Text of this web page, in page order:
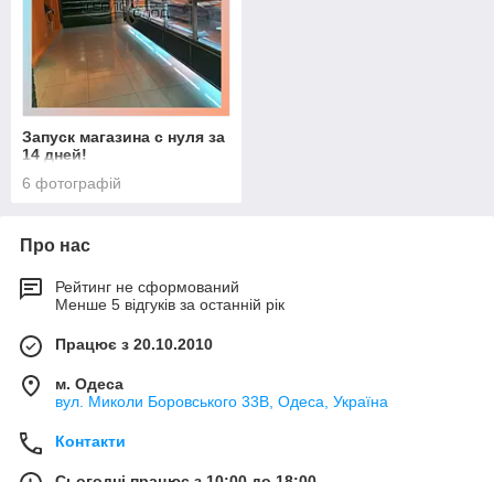
Запуск магазина с нуля за
14 дней!
6 фотографій
Про нас
Рейтинг не сформований
Менше 5 відгуків за останній рік
Працює з 20.10.2010
м. Одеса
вул. Миколи Боровського 33В, Одеса, Україна
Контакти